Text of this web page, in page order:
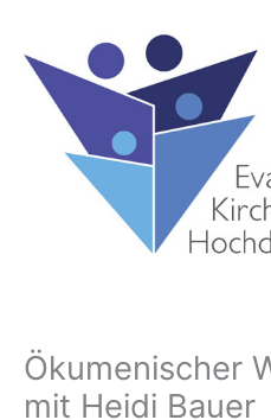
springen
Ökumenischer
mit Heidi Bauer